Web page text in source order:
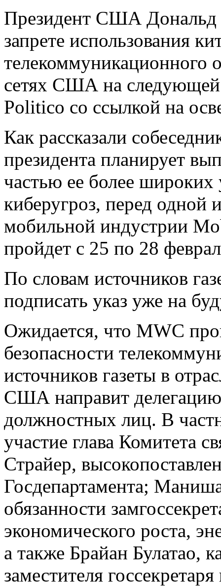
Президент США Дональд
запрете использования
телекоммуникационного
сетях США на следующей
Politico со ссылкой на
Как рассказали
президента планирует
частью ее более
киберугроз, перед одной
мобильной индустрии
пройдет с 25 по 28
По словам источников
подписать указ уже на
Ожидается, что MWC
безопасности
источников газеты в
США направит делегацию
должностных лиц. В
участие глава
Страйер,
Госдепартамента;
обязанности
экономического роста,
а также Брайан Булатао,
заместителя